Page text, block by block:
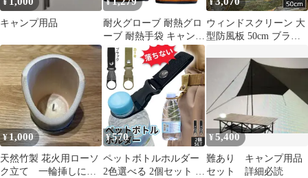
¥
キャンプ用品
¥
耐火グローブ 耐熱グロ
ーブ 耐熱手袋 キャンプ
グローブ 防火防寒厚手
革手袋 作業用手袋 防寒
手袋 キャンプ用品 アウ
トドア用品 焚き火焚火
火起こし レディース女
性メンズ男性 大人 ロー
ブ 本革レザー オレンジ
バーベキュー料理ミト
ン 5本指★2
¥
ウィンドスクリーン 大
型防風板 50cm ブラッ
キュー 焚き火 反射板
リフレクター 風除板 防
風板 ステンレス鋼 風よ
け アウトドア キャンプ
用品 収納ケース付き リ
ング付き ストーブ 暖房
焚火 ウインドスクリー
ン
¥1,000
天然竹製 花火用ローソ
ク立て 一輪挿しにも
¥570
ペットボトルホルダー
2色選べる 2個セット ブ
¥5,400
難あり キャンプ用品
セット 詳細必読